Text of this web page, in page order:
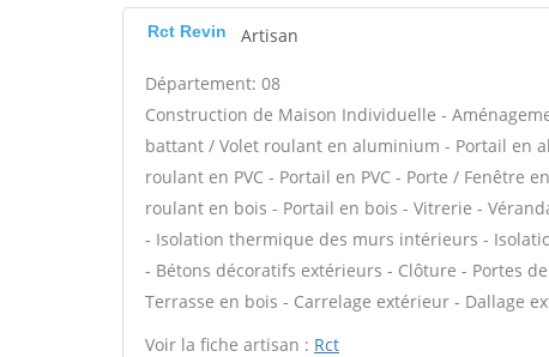
Rct Revin Artisan
Département: 08
Construction de Maison Individuelle -
battant / Volet roulant en aluminium - Portail en
roulant en PVC - Portail en PVC - Porte / Fenêtre
roulant en bois - Portail en bois - Vitrerie -
- Isolation thermique des murs intérieurs -
- Bétons décoratifs extérieurs - Clôture - Portes
Terrasse en bois - Carrelage extérieur - Dallage
Voir la fiche artisan : Rct